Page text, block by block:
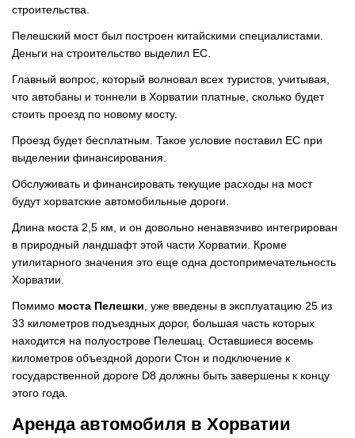
строительства.
Пелешский мост был построен китайскими специалистами.
Деньги на строительство выделил ЕС.
Главный вопрос, который волновал всех туристов, учитывая,
что автобаны и тоннели в Хорватии платные, сколько будет
стоить проезд по новому мосту.
Проезд будет бесплатным. Такое условие поставил ЕС при
выделении финансирования.
Обслуживать и финансировать текущие расходы на мост
будут хорватские автомобильные дороги.
Длина моста 2,5 км, и он довольно ненавязчиво интегрирован
в природный ландшафт этой части Хорватии. Кроме
утилитарного значения это еще одна достопримечательность
Хорватии.
Помимо моста Пелешки , уже введены в эксплуатацию 25 из
33 километров подъездных дорог, большая часть которых
находится на полуострове Пелешац. Оставшиеся восемь
километров объездной дороги Стон и подключение к
государственной дороге D8 должны быть завершены к концу
этого года.
Аренда автомобиля в Хорватии